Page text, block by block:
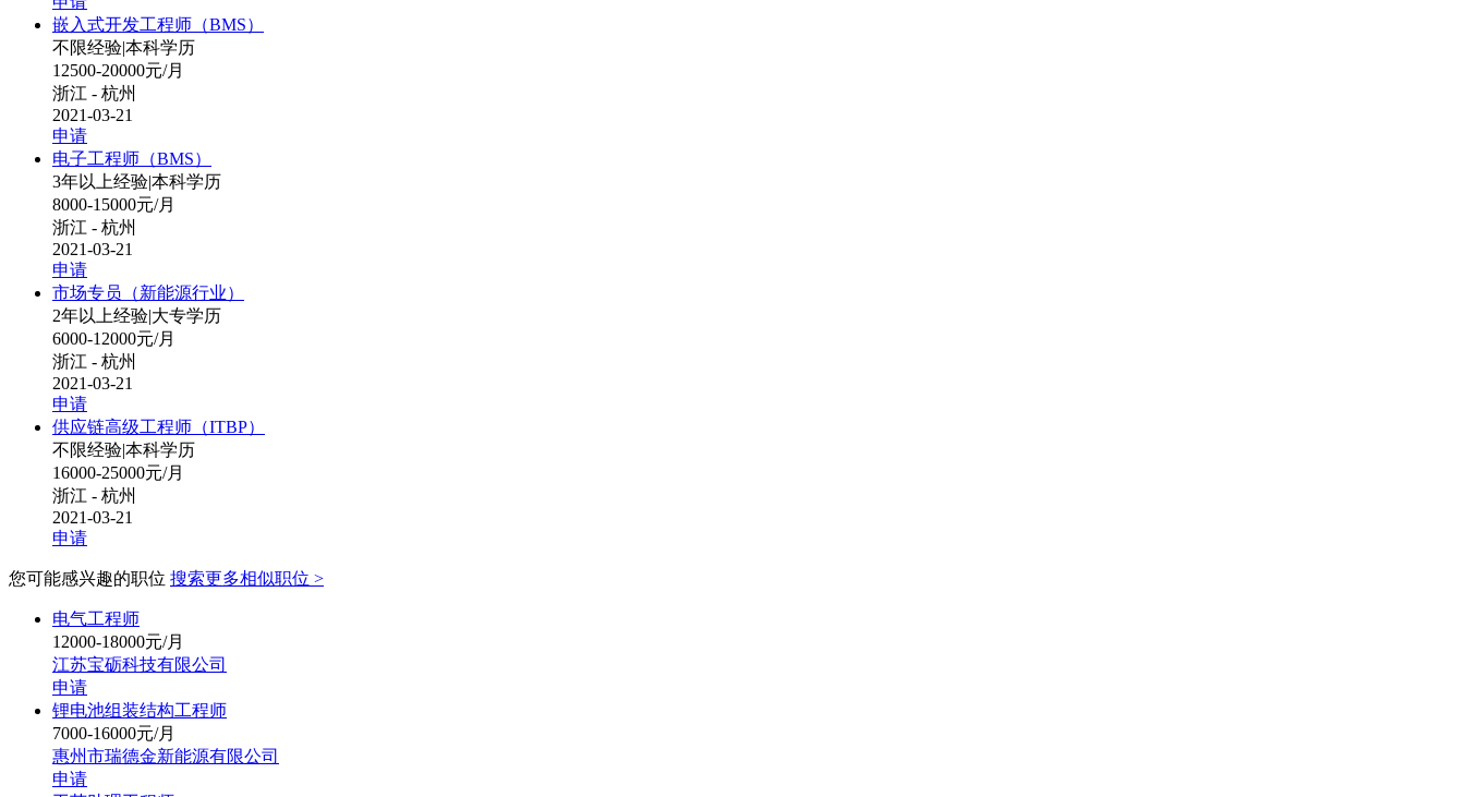
嵌入式开发工程师（BMS）
不限经验|本科学历
12500-20000元/月
浙江 - 杭州
2021-03-21
申请
电子工程师（BMS）
3年以上经验|本科学历
8000-15000元/月
浙江 - 杭州
2021-03-21
申请
市场专员（新能源行业）
2年以上经验|大专学历
6000-12000元/月
浙江 - 杭州
2021-03-21
申请
供应链高级工程师（ITBP）
不限经验|本科学历
16000-25000元/月
浙江 - 杭州
2021-03-21
申请
您可能感兴趣的职位 搜索更多相似职位 >
电气工程师
12000-18000元/月
江苏宝砺科技有限公司
申请
锂电池组装结构工程师
7000-16000元/月
惠州市瑞德金新能源有限公司
申请